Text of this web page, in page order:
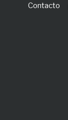
Contacto